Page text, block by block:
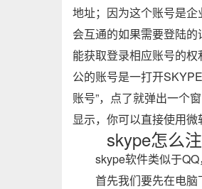
地址；因为这个账号是
会互通的如果需要登陆
能获取登录相应账号的
公的账号是一打开
账号”，点了就弹出一个
显示，你可以直接使用微
skype怎么
skype软件类似于
首先我们要先在电